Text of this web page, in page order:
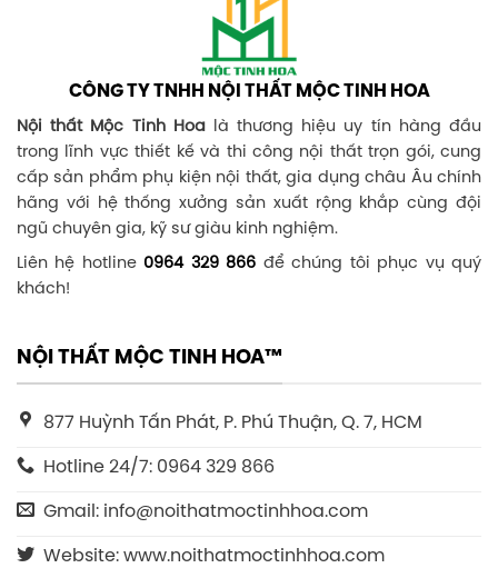
CÔNG TY TNHH NỘI THẤT MỘC TINH HOA
Nội thất Mộc Tinh Hoalà thương hiệu uy tín hàng đầu
trong lĩnh vực thiết kế và thi công nội thất trọn gói, cung
cấp sản phẩm phụ kiện nội thất, gia dụng châu Âu chính
hãng với hệ thống xưởng sản xuất rộng khắp cùng đội
ngũ chuyên gia, kỹ sư giàu kinh nghiệm.
Liên hệ hotline 0964 329 866 để chúng tôi phục vụ quý
khách!
NỘI THẤT MỘC TINH HOA™
877 Huỳnh Tấn Phát, P. Phú Thuận, Q. 7, HCM
Hotline 24/7: 0964 329 866
Gmail: info@noithatmoctinhhoa.com
Website: www.noithatmoctinhhoa.com